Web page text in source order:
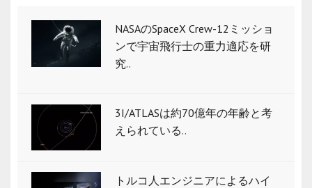
NASAのSpaceX Crew-12ミッショ
ンで宇宙飛行士の重力適応を研
究..
3I/ATLASは約70億年の年齢と考
えられている..
トルコ人エンジニアによるハイ